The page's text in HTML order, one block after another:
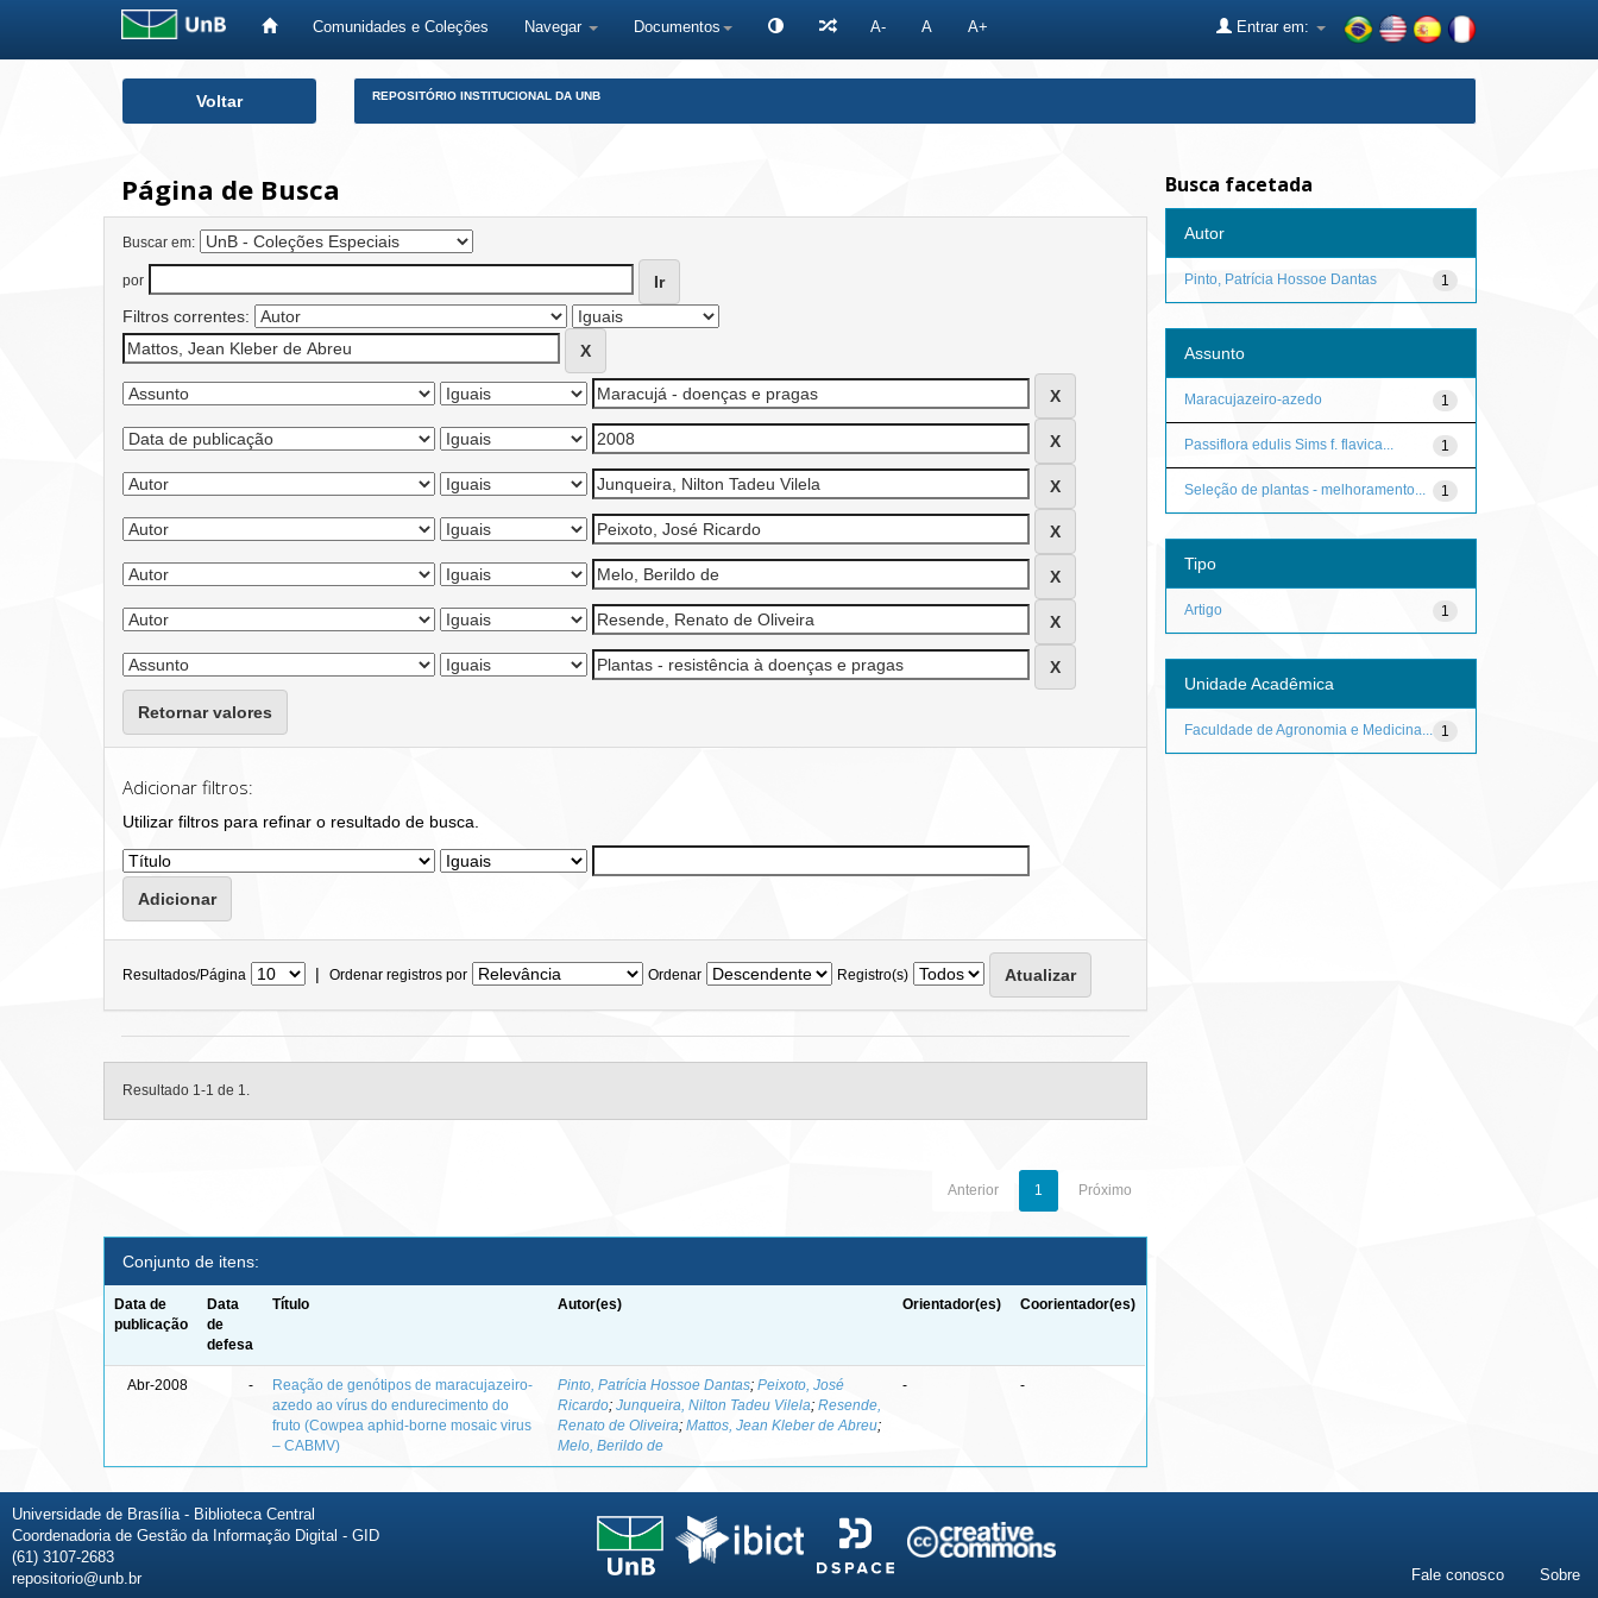
Comunidades e Coleções Navegar Documentos A- A A+ Entrar em:
Voltar REPOSITÓRIO INSTITUCIONAL DA UNB
Página de Busca
Buscar em:
por
Filtros correntes:
Retornar valores
Adicionar filtros:
Utilizar filtros para refinar o resultado de busca.
Resultados/Página | Ordenar registros por Ordenar Registro(s)
Resultado 1-1 de 1.
Anterior 1 Próximo
Conjunto de itens:
Data de
publicação
Data
de
defesa
Título Autor(es) Orientador(es) Coorientador(es)
Abr-2008 -
Reação de genótipos de maracujazeiro-
azedo ao vírus do endurecimento do
fruto (Cowpea aphid-borne mosaic virus
– CABMV)
Pinto, Patrícia Hossoe Dantas;Peixoto, José
Ricardo;Junqueira, Nilton Tadeu Vilela;Resende,
Renato de Oliveira;Mattos, Jean Kleber de Abreu;
Melo, Berildo de
- -
Busca facetada
Autor
1
Pinto, Patrícia Hossoe Dantas
Assunto
1
Maracujazeiro-azedo
1
Passiflora edulis Sims f. flavica...
1
Seleção de plantas - melhoramento...
Tipo
1
Artigo
Unidade Acadêmica
1
Faculdade de Agronomia e Medicina...
Universidade de Brasília - Biblioteca Central
Coordenadoria de Gestão da Informação Digital - GID
(61) 3107-2683
repositorio@unb.br
Fale conosco Sobre